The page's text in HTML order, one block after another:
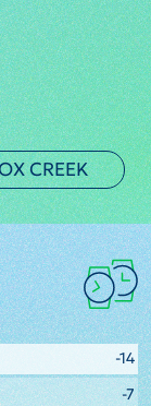
CREEK
-14
-7